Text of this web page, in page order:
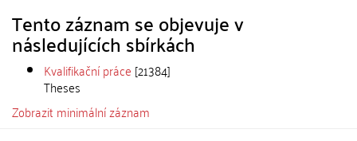
Tento záznam se objevuje v
následujících sbírkách
Kvalifikační práce [21384]
Theses
Zobrazit minimální záznam